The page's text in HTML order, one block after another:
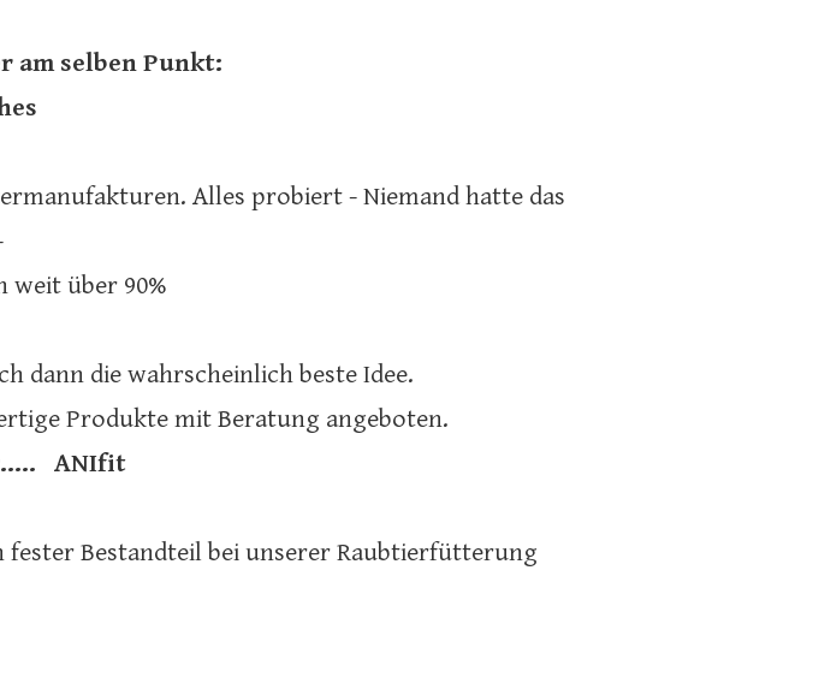
am selben Punkt:
Alles probiert - Niemand hatte das
weit über 90%
dann die wahrscheinlich beste Idee.
Produkte mit Beratung angeboten.
ANIfit
fester Bestandteil bei unserer Raubtierfütterung